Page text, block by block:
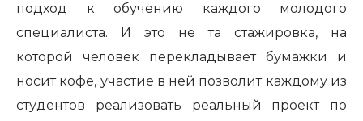
подход к обучению каждого молодого
специалиста. И это не та стажировка, на
которой человек перекладывает бумажки и
носит кофе, участие в ней позволит каждому из
студентов реализовать реальный проект по